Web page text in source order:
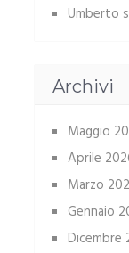
Umberto
Archivi
Maggio
Aprile
Marzo
Gennaio
Dicembre